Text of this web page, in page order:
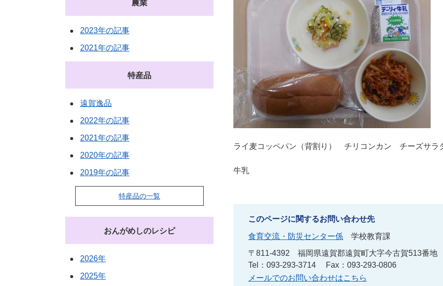
ライ麦コッペパン（背割り） チリコンカン チーズサラ
牛乳
このページに関するお問い合わせ先
食育交流・防災センター係
学校教育課
〒811-4392
福岡県遠賀郡遠賀町大字今古賀513番地
Tel：093-293-3714
Fax：093-293-0806
メールでのお問い合わせはこちら
農業
2023年の記事
2021年の記事
特産品
遠賀逸品
2022年の記事
2021年の記事
2020年の記事
2019年の記事
特産品の一覧
おんがめしのレシピ
2026年
2025年